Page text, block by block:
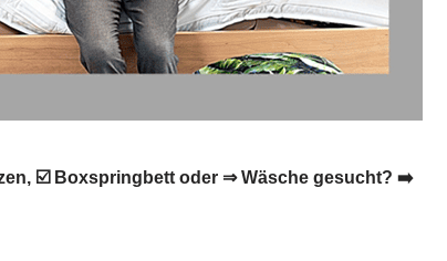
☑️ Boxspringbett oder ⇒ Wäsche gesucht? ➡️